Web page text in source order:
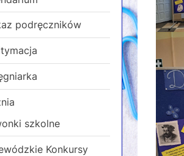
podręczników
szkolne
Konkursy